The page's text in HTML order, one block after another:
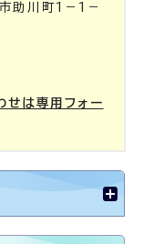
助川町1－1－
せは専用フォー